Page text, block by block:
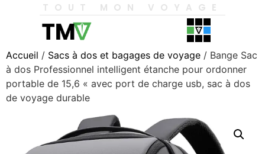
TOUT MON VOYAGE
Accueil / Sacs à dos et bagages de voyage / Bange Sac
à dos Professionnel intelligent étanche pour ordonner
portable de 15,6 « avec port de charge usb, sac à dos
de voyage durable